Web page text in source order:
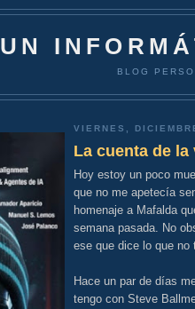
UN
BLOG
VIERNES,
La cuenta de la
Hoy estoy un poco
que no me apetecía
homenaje a Mafalda
semana pasada. No
ese que dice lo que no
Hace un par de días
tengo con Steve